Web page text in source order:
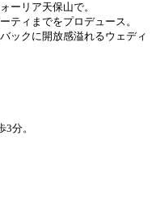
ーリア天保山で。
ティまでをプロデュース。
ックに開放感溢れるウェディ
分。